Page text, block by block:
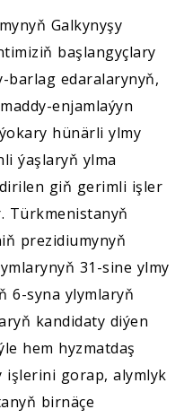
Galkynyşy
başlangyçlary
barlag edaralarynyň,
enjamlaýyn
hünärli ylmy
ýaşlaryň ylma
giň gerimli işler
Türkmenistanyň
prezidiumynyň
31-sine ylmy
6-syna ylymlaryň
kandidaty diýen
hem hyzmatdaş
işlerini gorap, alymlyk
birnäçe